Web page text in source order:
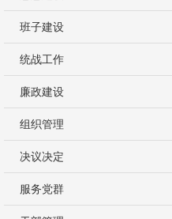
班子建设
统战工作
廉政建设
组织管理
决议决定
服务党群